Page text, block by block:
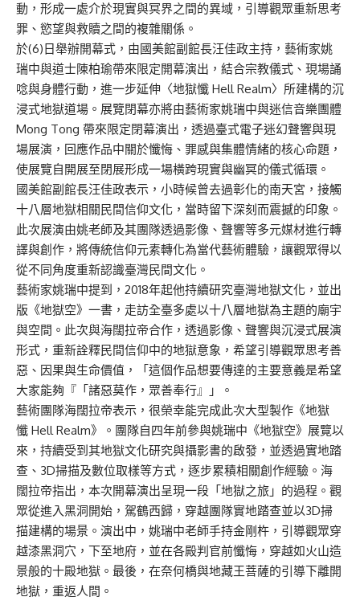
動，形成一處介於現實與冥界之間的異域，引導觀眾重新思考
罪、慾望與救贖之間的複雜關係。
於(6)日舉辦開幕式，由國美館副館長汪佳政主持，藝術家姚
瑞中與道士陳柏瑜帶來限定開幕演出，結合宗教儀式、現場誦
唸與身體行動，進一步延伸〈地獄懺 Hell Realm〉所建構的沉
浸式地獄道場。展覽閉幕亦將由藝術家姚瑞中與迷信音樂團體
Mong Tong 帶來限定閉幕演出，透過臺式電子迷幻聲響與現
場展演，回應作品中關於懺悔、罪感與集體情緒的核心命題，
使展覽自開展至閉展形成一場橫跨現實與幽冥的儀式循環。
國美館副館長汪佳政表示，小時候曾去過彰化的南天宮，接觸
十八層地獄相關民間信仰文化，當時留下深刻而震撼的印象。
此次展演由姚老師及其團隊透過影像、聲響等多元媒材進行轉
譯與創作，將傳統信仰元素轉化為當代藝術體驗，讓觀眾得以
從不同角度重新認識臺灣民間文化。
藝術家姚瑞中提到，2018年起他持續研究臺灣地獄文化，並出
版《地獄空》一書，走訪全臺多處以十八層地獄為主題的廟宇
與空間。此次與海闊拉帝合作，透過影像、聲響與沉浸式展演
形式，重新詮釋民間信仰中的地獄意象，希望引導觀眾思考善
惡、因果與生命價值，「這個作品想要傳達的主要意義是希望
大家能夠『「諸惡莫作，眾善奉行』」。
藝術團隊海闊拉帝表示，很榮幸能完成此次大型製作《地獄
懺 Hell Realm》。團隊自四年前參與姚瑞中《地獄空》展覽以
來，持續受到其地獄文化研究與攝影書的啟發，並透過實地踏
查、3D掃描及數位取樣等方式，逐步累積相關創作經驗。海
闊拉帝指出，本次開幕演出呈現一段「地獄之旅」的過程。觀
眾從進入黑洞開始，駕鶴西歸，穿越團隊實地踏查並以3D掃
描建構的場景。演出中，姚瑞中老師手持金剛杵，引導觀眾穿
越漆黑洞穴，下至地府，並在各殿判官前懺悔，穿越如火山造
景般的十殿地獄。最後，在奈何橋與地藏王菩薩的引導下離開
地獄，重返人間。